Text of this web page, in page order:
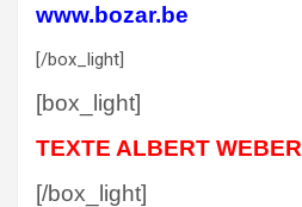
www.bozar.be
[/box_light]
[box_light]
TEXTE ALBERT WEBER
[/box_light]